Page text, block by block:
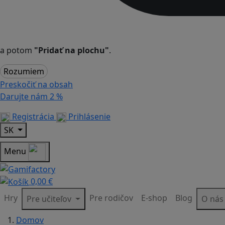
a potom "Pridať na plochu".
Rozumiem
Preskočiť na obsah
Darujte nám 2 %
Registrácia
Prihlásenie
SK
Menu
0,00 €
Hry
Pre učiteľov Pre rodičov E-shop Blog
O nás
Domov